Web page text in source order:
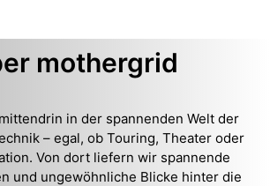
mothergrid
in der spannenden Welt der
– egal, ob Touring, Theater oder
Von dort liefern wir spannende
und ungewöhnliche Blicke hinter die